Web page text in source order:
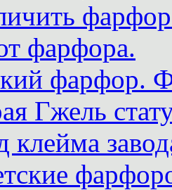
фарфора.
фарфор.
Гжель
клейма